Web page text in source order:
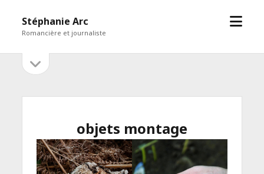
Stéphanie Arc
Romancière et journaliste
open
Sidebar
sidebar
objets montage